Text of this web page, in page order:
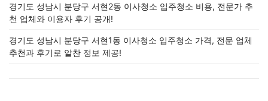
경기도 성남시 분당구 서현2동 이사청소 입주청소 비용, 전문가 추
천 업체와 이용자 후기 공개!
경기도 성남시 분당구 서현1동 이사청소 입주청소 가격, 전문 업체
추천과 후기로 알찬 정보 제공!